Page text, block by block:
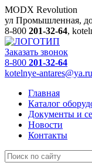
MODX Revolution
ул Промышленная,
8-800 201-32-64,
Заказать звонок
8-800 201-32-64
kotelnye-antares@ya.ru
Главная
Каталог
Документы и
Новости
Контакты